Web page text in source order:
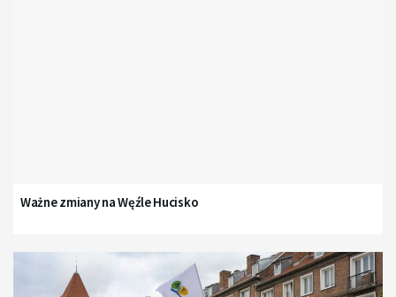
Ważne zmiany na Węźle Hucisko